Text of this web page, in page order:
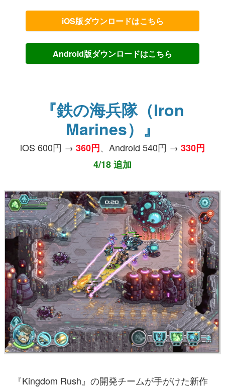
iOS版ダウンロードはこちら
Android版ダウンロードはこちら
『鉄の海兵隊（Iron
Marines）』
iOS 600円 → 360円、Android 540円 → 330円
4/18 追加
『Kingdom Rush』の開発チームが手がけた新作